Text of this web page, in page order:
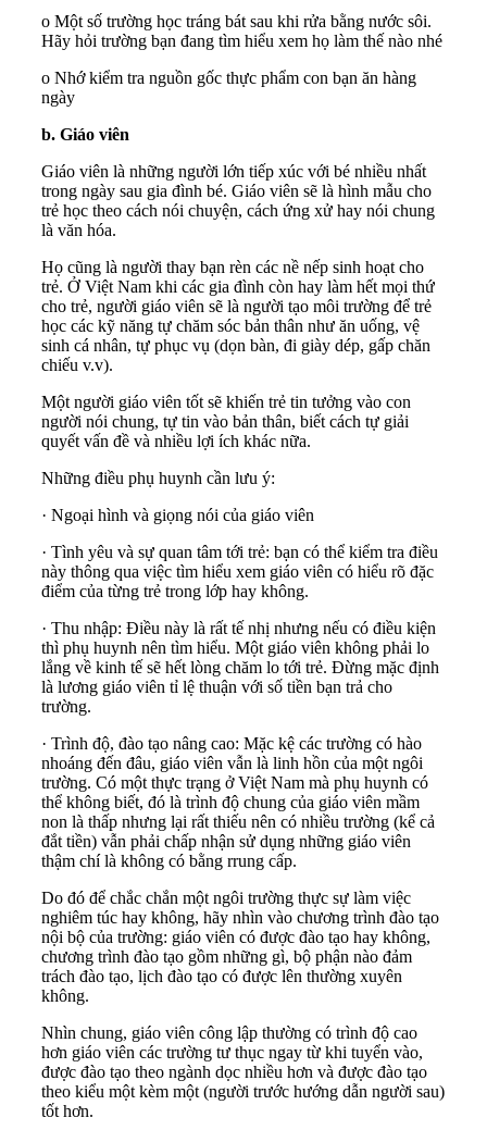
o Một số trường học tráng bát sau khi rửa bằng nước sôi.
Hãy hỏi trường bạn đang tìm hiểu xem họ làm thế nào nhé
o Nhớ kiểm tra nguồn gốc thực phẩm con bạn ăn hàng
ngày
b. Giáo viên
Giáo viên là những người lớn tiếp xúc với bé nhiều nhất
trong ngày sau gia đình bé. Giáo viên sẽ là hình mẫu cho
trẻ học theo cách nói chuyện, cách ứng xử hay nói chung
là văn hóa.
Họ cũng là người thay bạn rèn các nề nếp sinh hoạt cho
trẻ. Ở Việt Nam khi các gia đình còn hay làm hết mọi thứ
cho trẻ, người giáo viên sẽ là người tạo môi trường để trẻ
học các kỹ năng tự chăm sóc bản thân như ăn uống, vệ
sinh cá nhân, tự phục vụ (dọn bàn, đi giày dép, gấp chăn
chiếu v.v).
Một người giáo viên tốt sẽ khiến trẻ tin tưởng vào con
người nói chung, tự tin vào bản thân, biết cách tự giải
quyết vấn đề và nhiều lợi ích khác nữa.
Những điều phụ huynh cần lưu ý:
· Ngoại hình và giọng nói của giáo viên
· Tình yêu và sự quan tâm tới trẻ: bạn có thể kiểm tra điều
này thông qua việc tìm hiểu xem giáo viên có hiểu rõ đặc
điểm của từng trẻ trong lớp hay không.
· Thu nhập: Điều này là rất tế nhị nhưng nếu có điều kiện
thì phụ huynh nên tìm hiểu. Một giáo viên không phải lo
lắng về kinh tế sẽ hết lòng chăm lo tới trẻ. Đừng mặc định
là lương giáo viên tỉ lệ thuận với số tiền bạn trả cho
trường.
· Trình độ, đào tạo nâng cao: Mặc kệ các trường có hào
nhoáng đến đâu, giáo viên vẫn là linh hồn của một ngôi
trường. Có một thực trạng ở Việt Nam mà phụ huynh có
thể không biết, đó là trình độ chung của giáo viên mầm
non là thấp nhưng lại rất thiếu nên có nhiều trường (kể cả
đắt tiền) vẫn phải chấp nhận sử dụng những giáo viên
thậm chí là không có bằng rrung cấp.
Do đó để chắc chắn một ngôi trường thực sự làm việc
nghiêm túc hay không, hãy nhìn vào chương trình đào tạo
nội bộ của trường: giáo viên có được đào tạo hay không,
chương trình đào tạo gồm những gì, bộ phận nào đảm
trách đào tạo, lịch đào tạo có được lên thường xuyên
không.
Nhìn chung, giáo viên công lập thường có trình độ cao
hơn giáo viên các trường tư thục ngay từ khi tuyển vào,
được đào tạo theo ngành dọc nhiều hơn và được đào tạo
theo kiểu một kèm một (người trước hướng dẫn người sau)
tốt hơn.